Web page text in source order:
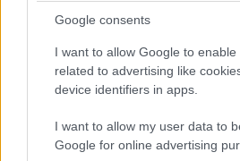
Google consents
I want to allow Google to enable
related to advertising like
device identifiers in apps.
I want to allow my user data to
Google for online advertising
Fumax kiadó
A Puliwood bemutatja -
Wars-Kvíz
Időpont:2018. május 20,